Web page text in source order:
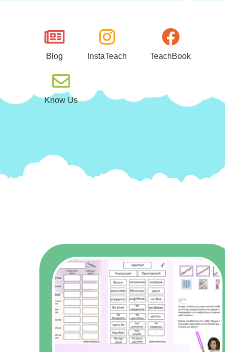
Blog InstaTeach TeachBook
Know Us